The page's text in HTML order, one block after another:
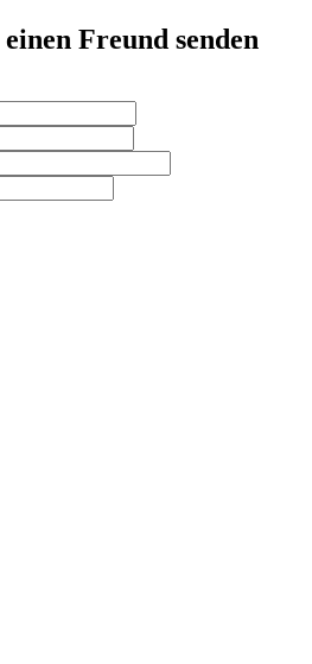
Freund senden